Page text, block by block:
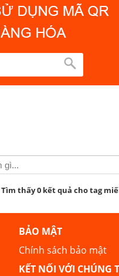
Tìm thấy 0 kết quả cho tag
BẢO MẬT
Chính sách bảo mật
KẾT NỐI VỚI CHÚNG